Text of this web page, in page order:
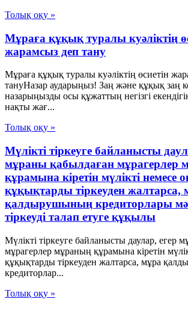
Толық оқу »
Мұраға құқық туралы куәліктің
жарамсыз деп тану
Мұраға құқық туралы куәліктің өсиетін
тануНазар аударыңыз! Заң және құқық заң
назарыңызды осы құжаттың негізгі
нақты жағ...
Толық оқу »
Мүлікті тіркеуге байланысты
мұраны қабылдаған мұрагерлер
құрамына кіретін мүлікті немесе
құқықтарды тіркеуден жалтарса,
қалдырушының кредиторлары
тіркеуді талап етуге құқылы
Мүлікті тіркеуге байланысты даулар, егер
мұрагерлер мұраның құрамына кіретін
құқықтарды тіркеуден жалтарса, мұра
кредиторлар...
Толық оқу »